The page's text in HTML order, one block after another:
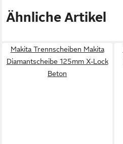
Ähnliche Artikel
Makita Trennscheiben Makita
Diamantscheibe 125mm X-Lock
Beton